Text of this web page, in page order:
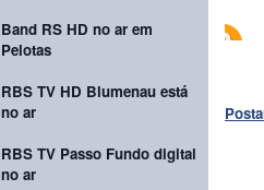
Band RS HD no ar em
Pelotas
RBS TV HD Blumenau está
no ar
RBS TV Passo Fundo digital
no ar